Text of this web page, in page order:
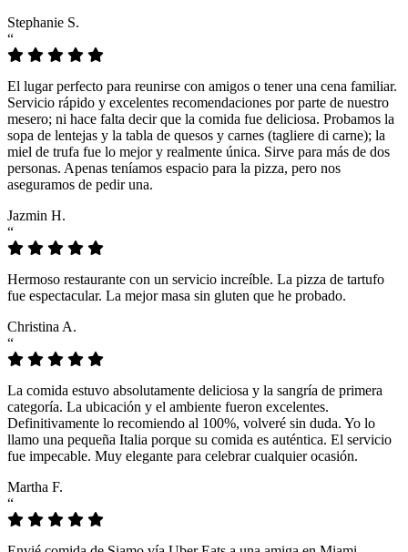
Stephanie S.
“
El lugar perfecto para reunirse con amigos o tener una cena familiar.
Servicio rápido y excelentes recomendaciones por parte de nuestro
mesero; ni hace falta decir que la comida fue deliciosa. Probamos la
sopa de lentejas y la tabla de quesos y carnes (tagliere di carne); la
miel de trufa fue lo mejor y realmente única. Sirve para más de dos
personas. Apenas teníamos espacio para la pizza, pero nos
aseguramos de pedir una.
Jazmin H.
“
Hermoso restaurante con un servicio increíble. La pizza de tartufo
fue espectacular. La mejor masa sin gluten que he probado.
Christina A.
“
La comida estuvo absolutamente deliciosa y la sangría de primera
categoría. La ubicación y el ambiente fueron excelentes.
Definitivamente lo recomiendo al 100%, volveré sin duda. Yo lo
llamo una pequeña Italia porque su comida es auténtica. El servicio
fue impecable. Muy elegante para celebrar cualquier ocasión.
Martha F.
“